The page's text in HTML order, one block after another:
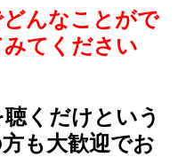
んなことがで
てください
くだけという
も大歓迎でお